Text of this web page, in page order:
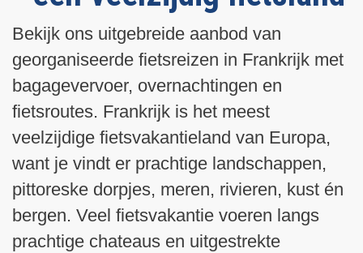
Bekijk ons uitgebreide aanbod van
georganiseerde fietsreizen in Frankrijk met
bagagevervoer, overnachtingen en
fietsroutes. Frankrijk is het meest
veelzijdige fietsvakantieland van Europa,
want je vindt er prachtige landschappen,
pittoreske dorpjes, meren, rivieren, kust én
bergen. Veel fietsvakantie voeren langs
prachtige chateaus en uitgestrekte